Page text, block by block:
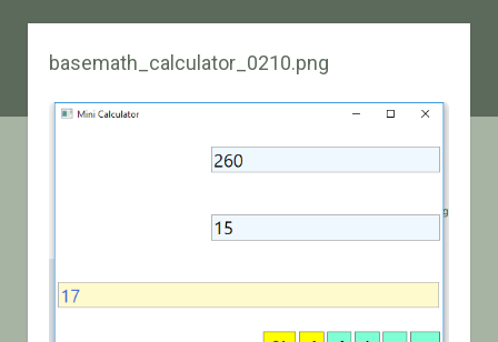
twitterfacebook
email-form
Contatto
basemath_calculator_0210.png